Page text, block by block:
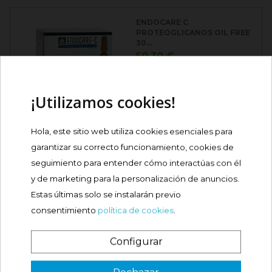
Precio
50,30 €
ISDINCEUTICS PIGMENT
Precio
38,20 €
ISDINCEUTICS NIGHT PEEL 2
ML AMPOLLAS
¿Es tu primera vez? ¡SORPRESA!
¡Utilizamos cookies!
Hola, este sitio web utiliza cookies esenciales para
garantizar su correcto funcionamiento, cookies de
seguimiento para entender cómo interactúas con él
y de marketing para la personalización de anuncios.
Estas últimas solo se instalarán previo
consentimiento política de cookies
Configurar